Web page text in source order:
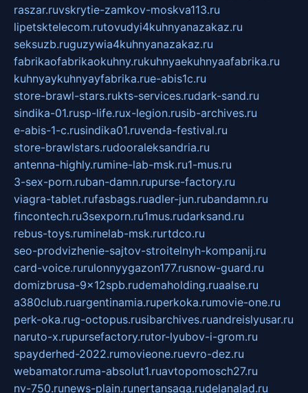
raszar.ruvskrytie-zamkov-moskva113.ru
lipetsktelecom.rutovudyi4kuhnyanazakaz.ru
seksuzb.ruguzywia4kuhnyanazakaz.ru
fabrikaofabrikaokuhny.rukuhnyaekuhnyaafabrika.ru
kuhnyaykuhnyayfabrika.rue-abis1c.ru
store-brawl-stars.rukts-services.rudark-sand.ru
sindika-01.rusp-life.rux-legion.rusib-archives.ru
e-abis-1-c.rusindika01.ruvenda-festival.ru
store-brawlstars.rudooraleksandria.ru
antenna-highly.rumine-lab-msk.ru1-mus.ru
3-sex-porn.ruban-damn.rupurse-factory.ru
viagra-tablet.rufasbags.ruadler-jun.rubandamn.ru
fincontech.ru3sexporn.ru1mus.rudarksand.ru
rebus-toys.ruminelab-msk.rurtdco.ru
seo-prodvizhenie-sajtov-stroitelnyh-kompanij.ru
card-voice.rurulonnyygazon177.rusnow-guard.ru
domizbrusa-9x12spb.rudemaholding.ruaalse.ru
a380club.ruargentinamia.ruperkoka.rumovie-one.ru
perk-oka.rug-octopus.rusibarchives.ruandreislyusar.ru
naruto-x.rupursefactory.rutor-lyubov-i-grom.ru
spayderhed-2022.rumovieone.ruevro-dez.ru
webamator.ruma-absolut1.ruavtopomosch27.ru
nv-750.runews-plain.runertansaga.rudelanalad.ru